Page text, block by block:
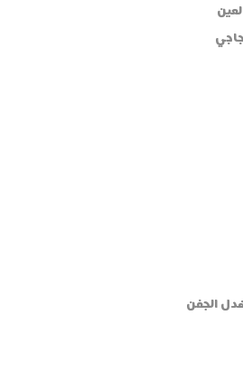
الجفن